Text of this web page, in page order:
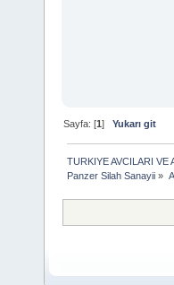
Sayfa: [1]Yukarı git
TURKIYE AVCILARI VE
Panzer Silah Sanayii »